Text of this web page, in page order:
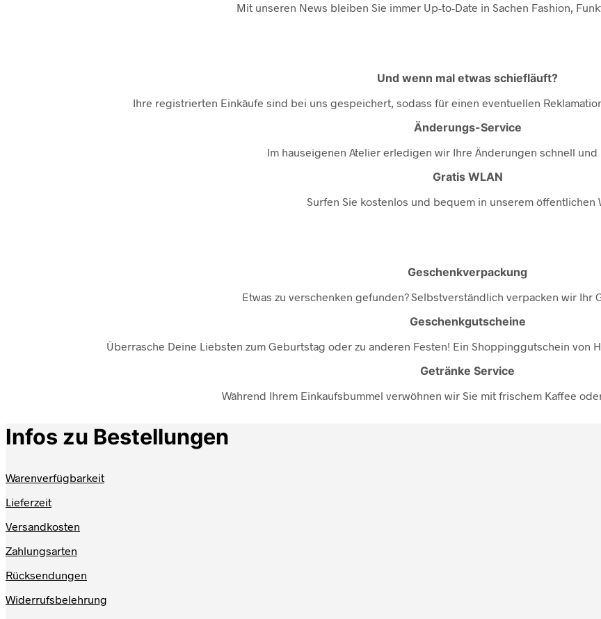
Mit unseren News bleiben Sie immer Up-to-Date in Sachen Fashion,
Und wenn mal etwas schiefläuft?
Ihre registrierten Einkäufe sind bei uns gespeichert, sodass für einen eventuellen
Änderungs-Service
Im hauseigenen Atelier erledigen wir Ihre Änderungen schnell
Gratis WLAN
Surfen Sie kostenlos und bequem in unserem öffentlichen
Geschenkverpackung
Etwas zu verschenken gefunden? Selbstverständlich verpacken wir Ihr
Geschenkgutscheine
Überrasche Deine Liebsten zum Geburtstag oder zu anderen Festen! Ein Shoppinggutschein von
Getränke Service
Während Ihrem Einkaufsbummel verwöhnen wir Sie mit frischem Kaffee
Infos zu Bestellungen
Warenverfügbarkeit
Lieferzeit
Versandkosten
Zahlungsarten
Rücksendungen
Widerrufsbelehrung